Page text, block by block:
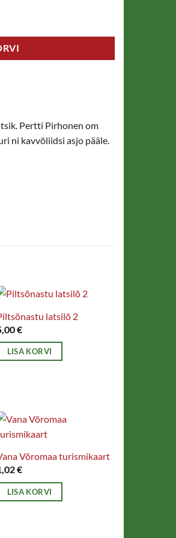
Pertti Pirhonen om
ni kavvõliidsi asjo pääle.
latsilõ 2
€
LISA KORVI
Võromaa turismikaart
€
LISA KORVI